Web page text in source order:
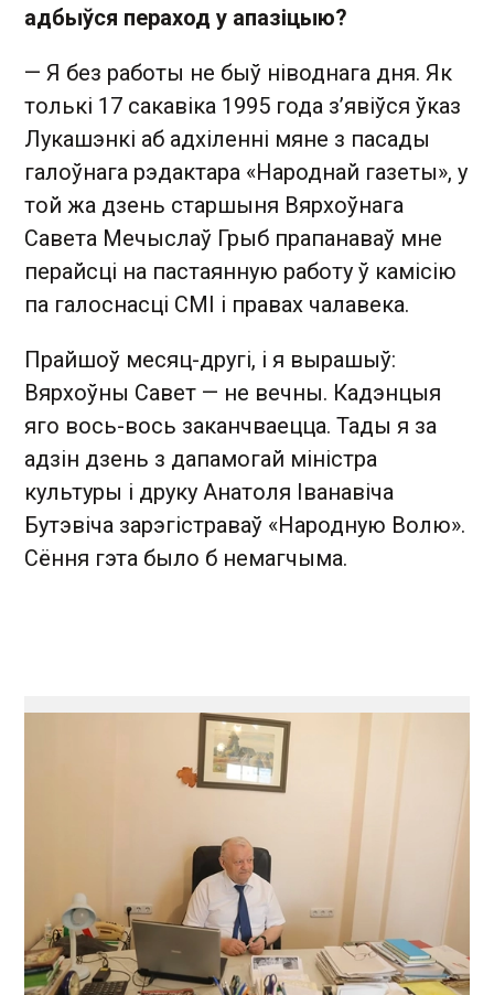
адбыўся пераход у апазіцыю?
— Я без работы не быў ніводнага дня. Як
толькі 17 сакавіка 1995 года з’явіўся ўказ
Лукашэнкі аб адхіленні мяне з пасады
галоўнага рэдактара «Народнай газеты», у
той жа дзень старшыня Вярхоўнага
Савета Мечыслаў Грыб прапанаваў мне
перайсці на пастаянную работу ў камісію
па галоснасці СМІ і правах чалавека.
Прайшоў месяц-другі, і я вырашыў:
Вярхоўны Савет — не вечны. Кадэнцыя
яго вось-вось заканчваецца. Тады я за
адзін дзень з дапамогай міністра
культуры і друку Анатоля Іванавіча
Бутэвіча зарэгістраваў «Народную Волю».
Сёння гэта было б немагчыма.